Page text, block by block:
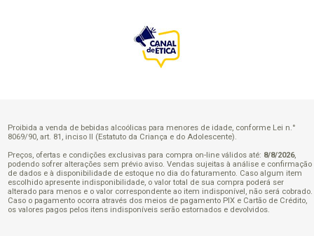
Proibida a venda de bebidas alcoólicas para menores de idade, conforme Lei n.°
8069/90, art. 81, inciso II (Estatuto da Criança e do Adolescente).
Preços, ofertas e condições exclusivas para compra on-line válidos até: 8/8/2026,
podendo sofrer alterações sem prévio aviso. Vendas sujeitas à análise e confirmação
de dados e à disponibilidade de estoque no dia do faturamento. Caso algum item
escolhido apresente indisponibilidade, o valor total de sua compra poderá ser
alterado para menos e o valor correspondente ao item indisponível, não será cobrado.
Caso o pagamento ocorra através dos meios de pagamento PIX e Cartão de Crédito,
os valores pagos pelos itens indisponíveis serão estornados e devolvidos.